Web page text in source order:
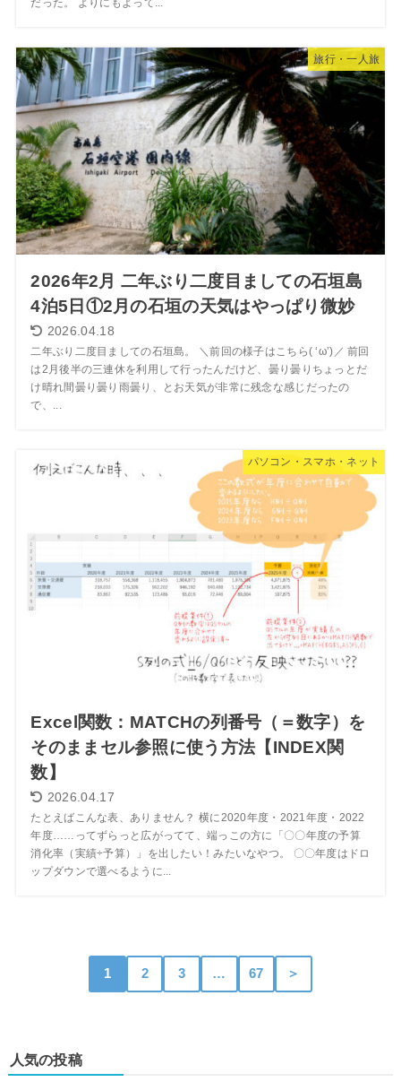
だった。 よりにもよって...
旅行・一人旅
2026年2月 二年ぶり二度目ましての石垣島
4泊5日①2月の石垣の天気はやっぱり微妙
2026.04.18
二年ぶり二度目ましての石垣島。 ＼前回の様子はこちら( ‘ω’)／ 前回
は2月後半の三連休を利用して行ったんだけど、曇り曇りちょっとだ
け晴れ間曇り曇り雨曇り、とお天気が非常に残念な感じだったの
で、...
パソコン・スマホ・ネット
Excel関数：MATCHの列番号（＝数字）を
そのままセル参照に使う方法【INDEX関
数】
2026.04.17
たとえばこんな表、ありません？ 横に2020年度・2021年度・2022
年度……ってずらっと広がってて、端っこの方に「〇〇年度の予算
消化率（実績÷予算）」を出したい！みたいなやつ。 〇〇年度はドロ
ップダウンで選べるように...
1 2 3 … 67 ＞
人気の投稿